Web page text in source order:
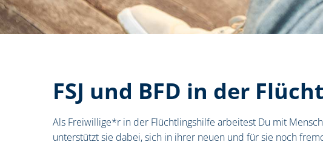
FSJ und BFD in der
Als Freiwillige*r in der Flüchtlingshilfe arbeitest Du mit
unterstützt sie dabei, sich in ihrer neuen und für sie noch